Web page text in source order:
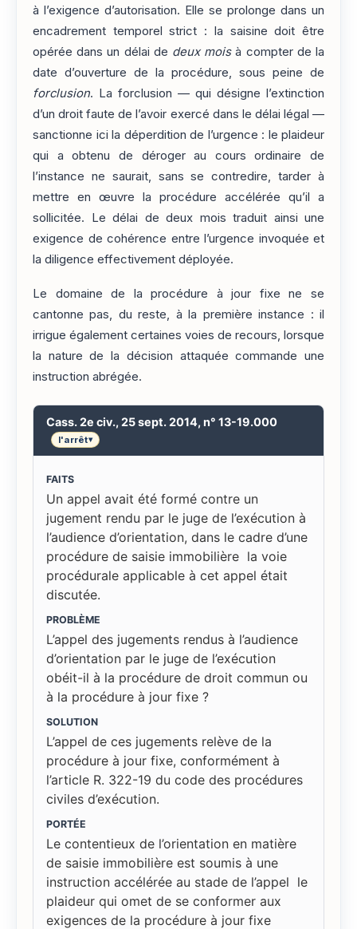
à l’exigence d’autorisation. Elle se prolonge dans un
encadrement temporel strict : la saisine doit être
opérée dans un délai de deux moisà compter de la
date d’ouverture de la procédure, sous peine de
forclusion. La forclusion — qui désigne l’extinction
d’un droit faute de l’avoir exercé dans le délai légal —
sanctionne ici la déperdition de l’urgence : le plaideur
qui a obtenu de déroger au cours ordinaire de
l’instance ne saurait, sans se contredire, tarder à
mettre en œuvre la procédure accélérée qu’il a
sollicitée. Le délai de deux mois traduit ainsi une
exigence de cohérence entre l’urgence invoquée et
la diligence effectivement déployée.
Le domaine de la procédure à jour fixe ne se
cantonne pas, du reste, à la première instance : il
irrigue également certaines voies de recours, lorsque
la nature de la décision attaquée commande une
instruction abrégée.
Cass. 2e civ., 25 sept. 2014, n° 13-19.000
l'arrêt▾
FAITS
Un appel avait été formé contre un
jugement rendu par le juge de l’exécution à
l’audience d’orientation, dans le cadre d’une
procédure de saisie immobilière la voie
procédurale applicable à cet appel était
discutée.
PROBLÈME
L’appel des jugements rendus à l’audience
d’orientation par le juge de l’exécution
obéit-il à la procédure de droit commun ou
à la procédure à jour fixe ?
SOLUTION
L’appel de ces jugements relève de la
procédure à jour fixe, conformément à
l’article R. 322-19 du code des procédures
civiles d’exécution.
PORTÉE
Le contentieux de l’orientation en matière
de saisie immobilière est soumis à une
instruction accélérée au stade de l’appel le
plaideur qui omet de se conformer aux
exigences de la procédure à jour fixe